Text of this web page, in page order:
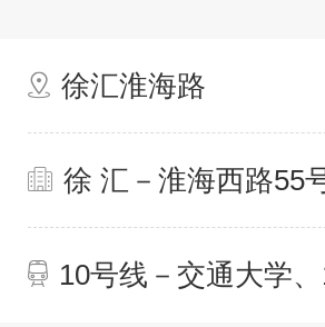
徐汇淮海路
徐 汇－淮海西路55
10号线－交通大学